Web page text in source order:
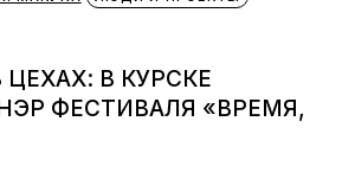
В КУРСКЕ
ФЕСТИВАЛЯ «ВРЕМЯ,